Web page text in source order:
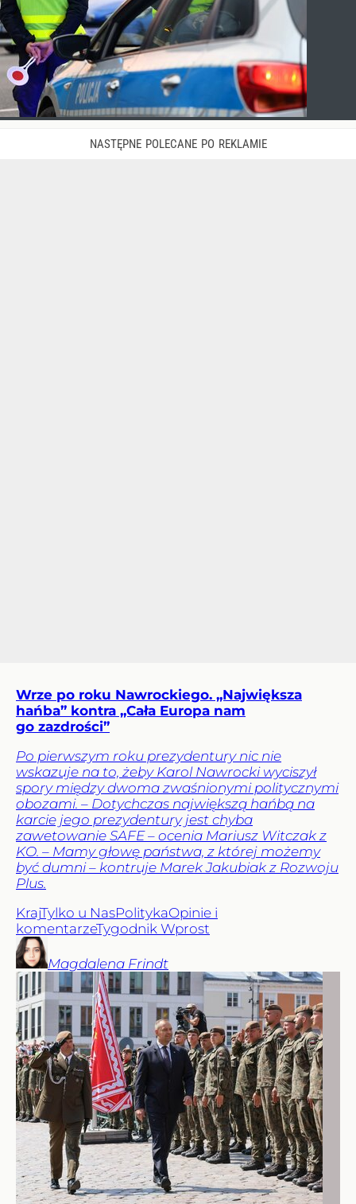
Wrze po roku Nawrockiego. „Największa
hańba” kontra „Cała Europa nam
go zazdrości”
Po pierwszym roku prezydentury nic nie
wskazuje na to, żeby Karol Nawrocki wyciszył
spory między dwoma zwaśnionymi politycznymi
obozami. – Dotychczas największą hańbą na
karcie jego prezydentury jest chyba
zawetowanie SAFE – ocenia Mariusz Witczak z
KO. – Mamy głowę państwa, z której możemy
być dumni – kontruje Marek Jakubiak z Rozwoju
Plus.
KrajTylko u NasPolitykaOpinie i
komentarzeTygodnik Wprost
Magdalena Frindt